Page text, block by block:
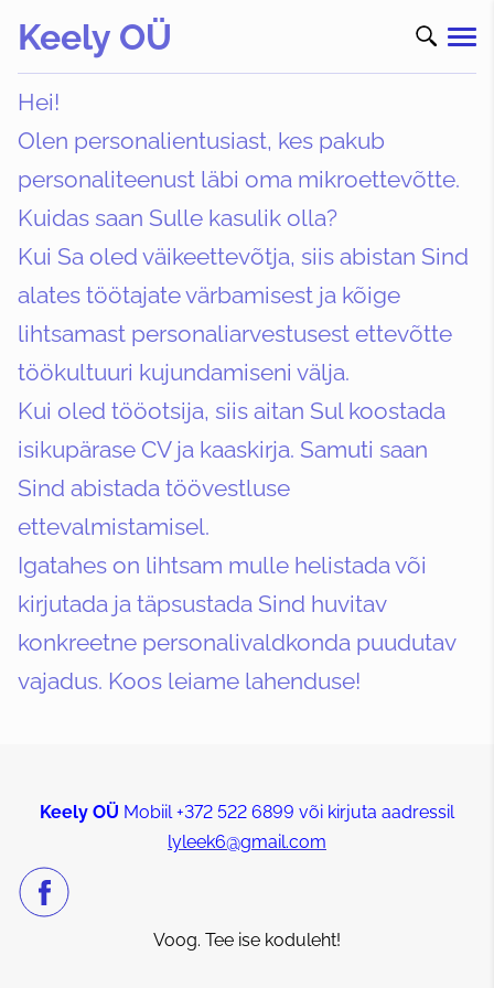
Keely OÜ
Hei!
Olen personalientusiast, kes pakub
personaliteenust läbi oma mikroettevõtte.
Kuidas saan Sulle kasulik olla?
Kui Sa oled väikeettevõtja, siis abistan Sind
alates töötajate värbamisest ja kõige
lihtsamast personaliarvestusest ettevõtte
töökultuuri kujundamiseni välja.
Kui oled tööotsija, siis aitan Sul koostada
isikupärase CV ja kaaskirja. Samuti saan
Sind abistada töövestluse
ettevalmistamisel.
Igatahes on lihtsam mulle helistada või
kirjutada ja täpsustada Sind huvitav
konkreetne personalivaldkonda puudutav
vajadus. Koos leiame lahenduse!
Voog. Tee ise koduleht!
Keely OÜ Mobiil +372 522 6899 või kirjuta aadressil
lyleek6@gmail.com